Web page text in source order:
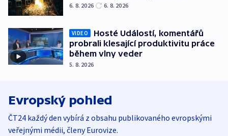
6. 8. 2026 6. 8. 2026
VIDEO
Hosté Událostí, komentářů
probrali klesající produktivitu práce
během vlny veder
5. 8. 2026
Evropský pohled
ČT24 každý den vybírá z obsahu publikovaného evropskými
veřejnými médii, členy Eurovize.